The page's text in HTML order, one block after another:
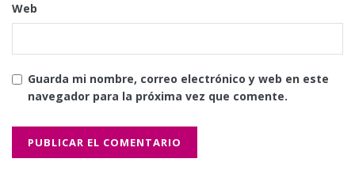
Web
Guarda mi nombre, correo electrónico y web en este
navegador para la próxima vez que comente.